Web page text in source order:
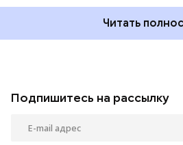
Читать
Подпишитесь на рассылку